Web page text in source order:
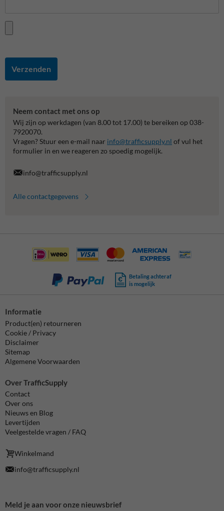
Verzenden
Neem contact met ons op
Wij zijn op werkdagen (van 8.00 tot 17.00) te bereiken op 038-
7920070.
Vragen? Stuur een e-mail naar info@trafficsupply.nl of vul het
formulier in en we reageren zo spoedig mogelijk.
info@trafficsupply.nl
Alle contactgegevens
Betaling achteraf
is mogelijk
Informatie
Product(en) retourneren
Cookie / Privacy
Disclaimer
Sitemap
Algemene Voorwaarden
Over TrafficSupply
Contact
Over ons
Nieuws en Blog
Levertijden
Veelgestelde vragen / FAQ
Winkelmand
info@trafficsupply.nl
Meld je aan voor onze nieuwsbrief